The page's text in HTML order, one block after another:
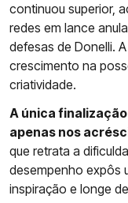
continuou superior,
redes em lance
defesas de Donelli.
crescimento na
criatividade.
A única
apenas nos
que retrata a
desempenho expôs
inspiração e longe